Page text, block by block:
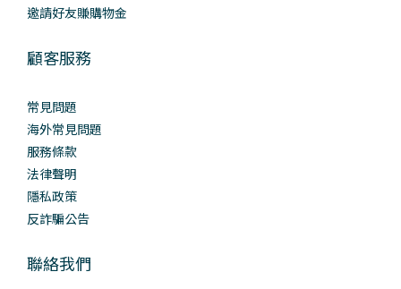
邀請好友賺購物金
顧客服務
常見問題
海外常見問題
服務條款
法律聲明
隱私政策
反詐騙公告
聯絡我們